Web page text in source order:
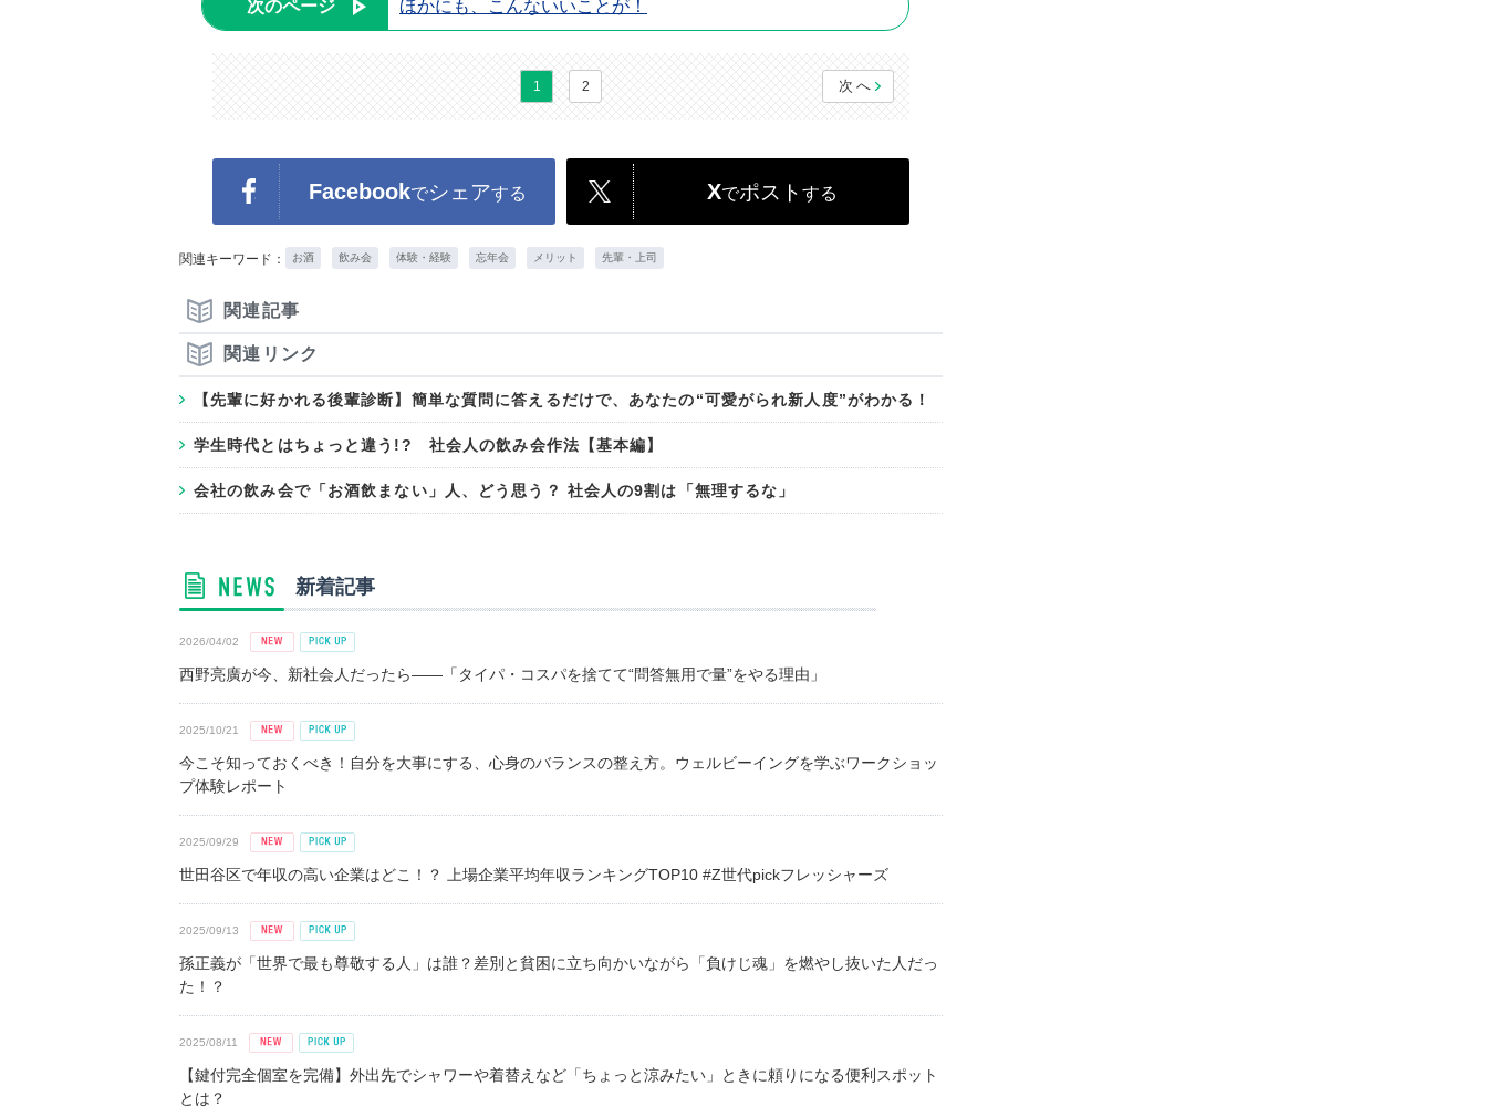
次のページ ほかにも、こんないいことが！
1 2 次へ
Facebookでシェアする Xでポスト する
関連キーワード： お酒 飲み会 体験・経験 忘年会 メリット 先輩・上司
関連記事
関連リンク
【先輩に好かれる後輩診断】簡単な質問に答えるだけで、あなたの“可愛がられ新人度”がわかる！
学生時代とはちょっと違う!? 社会人の飲み会作法【基本編】
会社の飲み会で「お酒飲まない」人、どう思う？ 社会人の9割は「無理するな」
新着記事
2026/04/02
西野亮廣が今、新社会人だったら――「タイパ・コスパを捨てて“問答無用で量”をやる理由」
2025/10/21
今こそ知っておくべき！自分を大事にする、心身のバランスの整え方。ウェルビーイングを学ぶワークショッ
プ体験レポート
2025/09/29
世田谷区で年収の高い企業はどこ！？ 上場企業平均年収ランキングTOP10 #Z世代pickフレッシャーズ
2025/09/13
孫正義が「世界で最も尊敬する人」は誰？差別と貧困に立ち向かいながら「負けじ魂」を燃やし抜いた人だっ
た！？
2025/08/11
【鍵付完全個室を完備】外出先でシャワーや着替えなど「ちょっと涼みたい」ときに頼りになる便利スポット
とは？